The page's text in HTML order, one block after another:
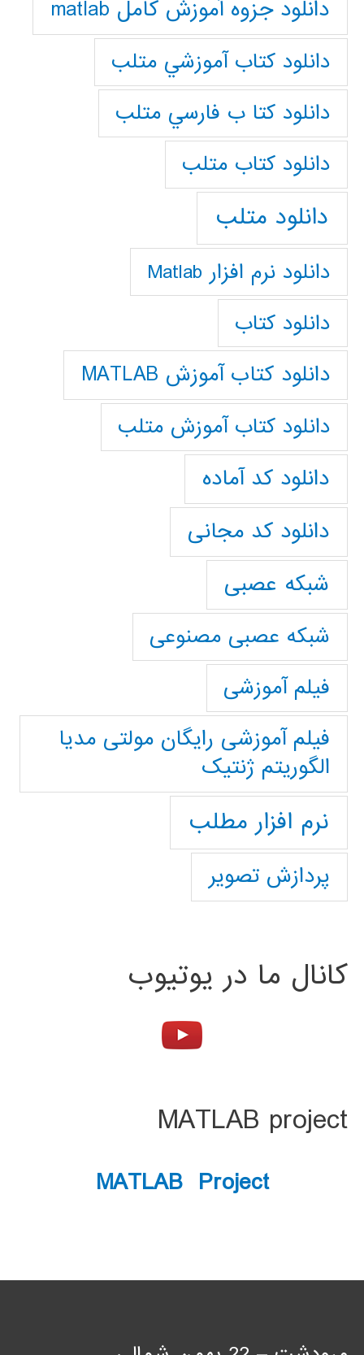
دانلود جزوه آموزش کامل matlab
دانلود كتاب آموزشي متلب
دانلود كتا ب فارسي متلب
دانلود كتاب متلب
دانلود متلب
دانلود نرم افزار Matlab
دانلود کتاب
دانلود کتاب آموزش MATLAB
دانلود کتاب آموزش متلب
دانلود کد آماده
دانلود کد مجانی
شبکه عصبی
شبکه عصبی مصنوعی
فیلم آموزشی
فیلم آموزشی رایگان مولتی مدیا
الگوریتم ژنتیک
نرم افزار مطلب
پردازش تصویر
کانال ما در یوتیوب
MATLAB project
MATLAB Project